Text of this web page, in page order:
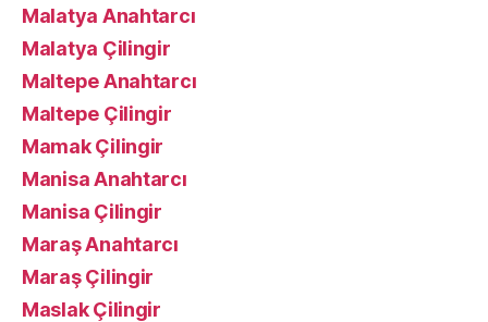
Malatya Anahtarcı
Malatya Çilingir
Maltepe Anahtarcı
Maltepe Çilingir
Mamak Çilingir
Manisa Anahtarcı
Manisa Çilingir
Maraş Anahtarcı
Maraş Çilingir
Maslak Çilingir